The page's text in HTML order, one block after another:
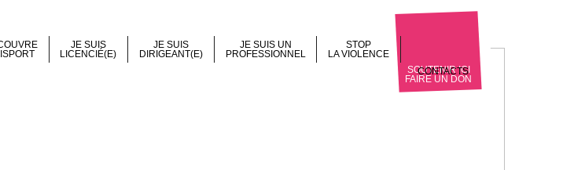
JE SUIS
LICENCIÉ(E)
JE SUIS
DIRIGEANT(E)
JE SUIS UN
PROFESSIONNEL
STOP
LA VIOLENCE
SOUTENIR ICI
FAIRE UN DON
CONTACTS